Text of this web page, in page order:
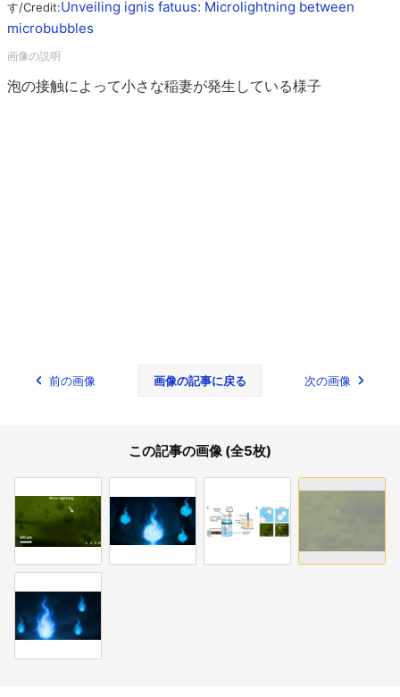
す/Credit:Unveiling ignis fatuus: Microlightning between
microbubbles
泡の接触によって小さな稲妻が発生している様子
前の画像 画像の記事に戻る 次の画像
この記事の画像 (全5枚)